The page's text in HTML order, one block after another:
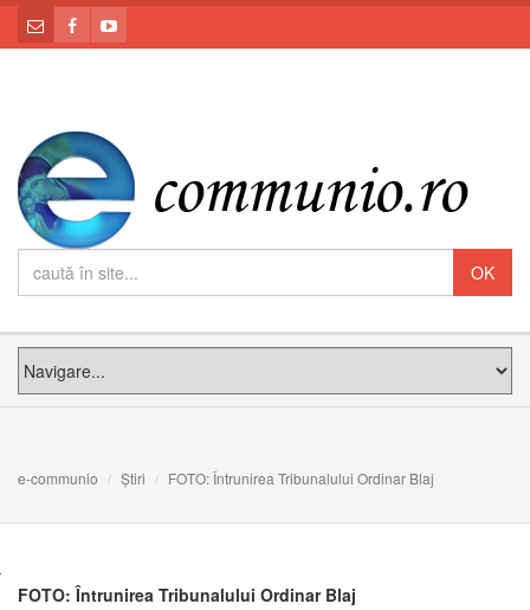
e-communio Știri FOTO: Întrunirea Tribunalului Ordinar Blaj
FOTO: Întrunirea Tribunalului Ordinar Blaj